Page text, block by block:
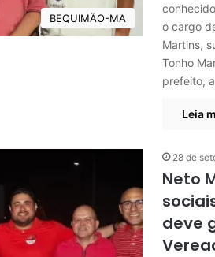
BEQUIMÃO-MA
o cargo
Martins,
Tonho
prefeito,
Leia
28 de
Neto
deve